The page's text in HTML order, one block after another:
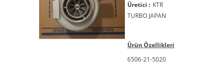
Üretici : KTR
TURBO JAPAN
Ürün Özellikleri
6506-21-5020